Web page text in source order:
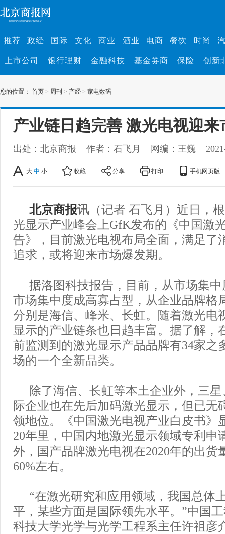
推荐 政经 国际 文化 商业 酒业 电商 餐饮 时尚
上市公司 银行理财 金融科技 基金券商 保险 创新
您的位置： 首页 > 周刊 > 产经 > 家电数码
产业链日趋完善 激光电视迎来
出处：北京商报 作者：石飞月 网编：王巍
大 中 小 收藏 分享 打印 手机网页版
北京商报讯 （记者 石飞月）近日，
光显示产业峰会上GfK发布的《中国激
告》，目前激光电视布局全面，满足了
追求，或将迎来市场爆发期。
据洛图科技报告，目前，从市场集
市场集中度成高寡占型，从企业品牌格
分别是海信、峰米、长虹。随着激光电
显示的产业链条也日趋丰富。据了解，
前监测到的激光显示产品品牌有34家之
场的一个全新品类。
除了海信、长虹等本土企业外，三
际企业也在先后加码激光显示，但已无
领地位。《中国激光电视产业白皮书》
20年里，中国内地激光显示领域专利申
外，国产品牌激光电视在2020年的出货
60%左右。
“在激光研究和应用领域，我国总体
平，某些方面是国际领先水平。”中国
科技大学光学与光学工程系主任许祖彦